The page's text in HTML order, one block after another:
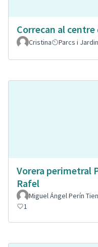
Correcan al centre
Cristina
Parcs i
Vorera perimetral
Rafel
Miguel Ángel Perín
1